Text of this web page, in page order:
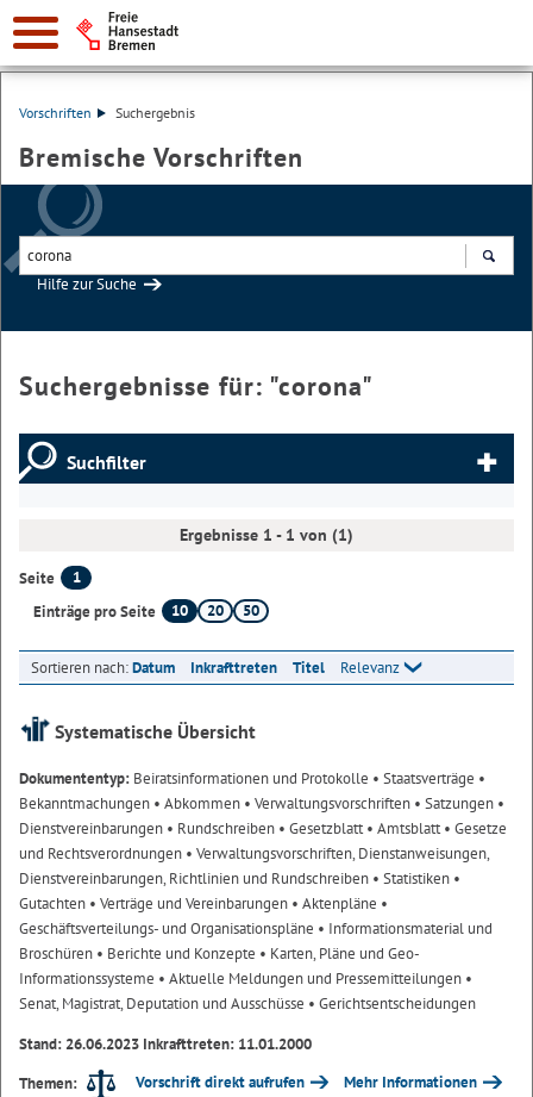
Vorschriften Suchergebnis
Bremische Vorschriften
Hilfe zur Suche
Suchergebnisse für: "corona"
Suchfilter
Ergebnisse 1 - 1 von (1)
Seite
1
Einträge pro Seite
10 20 50
Sortieren nach:Datum Inkrafttreten Titel Relevanz
Systematische Übersicht
Dokumententyp: Beiratsinformationen und Protokolle • Staatsverträge •
Bekanntmachungen • Abkommen • Verwaltungsvorschriften • Satzungen •
Dienstvereinbarungen • Rundschreiben • Gesetzblatt• Amtsblatt• Gesetze
und Rechtsverordnungen • Verwaltungsvorschriften, Dienstanweisungen,
Dienstvereinbarungen, Richtlinien und Rundschreiben • Statistiken •
Gutachten • Verträge und Vereinbarungen • Aktenpläne •
Geschäftsverteilungs- und Organisationspläne • Informationsmaterial und
Broschüren • Berichte und Konzepte • Karten, Pläne und Geo-
Informationssysteme • Aktuelle Meldungen und Pressemitteilungen •
Senat, Magistrat, Deputation und Ausschüsse • Gerichtsentscheidungen
Stand: 26.06.2023 Inkrafttreten: 11.01.2000
Themen:
Vorschrift direkt aufrufen Mehr Informationen